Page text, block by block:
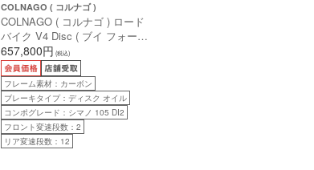
COLNAGO ( コルナゴ )
COLNAGO ( コルナゴ ) ロード
バイク V4 Disc ( ブイ フォー
ディスク ) 105 Di2 VDWH ( ホ
ワイト ) 485S ( 身長目安
175cm前後 )
657,800円 (税込)
フレーム素材：カーボン
ブレーキタイプ：ディスク オイル
コンポグレード：シマノ 105 DI2
フロント変速段数：2
リア変速段数：12